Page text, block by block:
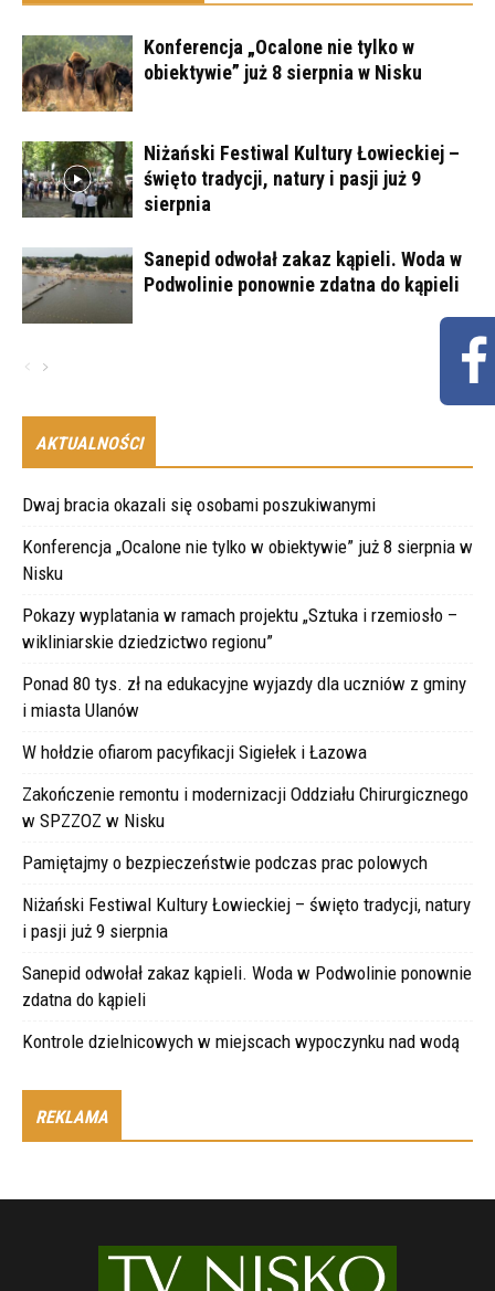
Konferencja „Ocalone nie tylko w
obiektywie” już 8 sierpnia w Nisku
Niżański Festiwal Kultury Łowieckiej –
święto tradycji, natury i pasji już 9
sierpnia
Sanepid odwołał zakaz kąpieli. Woda w
Podwolinie ponownie zdatna do kąpieli
AKTUALNOŚCI
Dwaj bracia okazali się osobami poszukiwanymi
Konferencja „Ocalone nie tylko w obiektywie” już 8 sierpnia w
Nisku
Pokazy wyplatania w ramach projektu „Sztuka i rzemiosło –
wikliniarskie dziedzictwo regionu”
Ponad 80 tys. zł na edukacyjne wyjazdy dla uczniów z gminy
i miasta Ulanów
W hołdzie ofiarom pacyfikacji Sigiełek i Łazowa
Zakończenie remontu i modernizacji Oddziału Chirurgicznego
w SPZZOZ w Nisku
Pamiętajmy o bezpieczeństwie podczas prac polowych
Niżański Festiwal Kultury Łowieckiej – święto tradycji, natury
i pasji już 9 sierpnia
Sanepid odwołał zakaz kąpieli. Woda w Podwolinie ponownie
zdatna do kąpieli
Kontrole dzielnicowych w miejscach wypoczynku nad wodą
REKLAMA